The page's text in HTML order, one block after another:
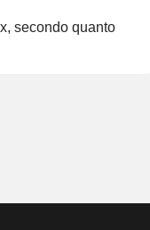
secondo quanto